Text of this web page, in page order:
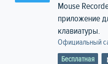
Mouse
приложение
клавиатуры.
Официальный
Бесплатная